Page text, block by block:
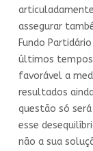
assegurar
Fundo
últimos
favorável a
resultados
questão só
esse
não a sua